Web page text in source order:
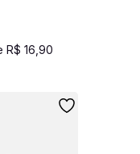
R$ 16 ,90